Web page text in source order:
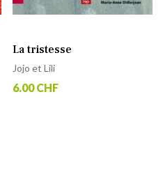
La tristesse
Jojo et Lili
6.00 CHF